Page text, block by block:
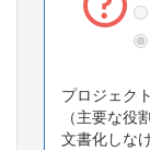
プロジェク
（主要な役
文書化しな